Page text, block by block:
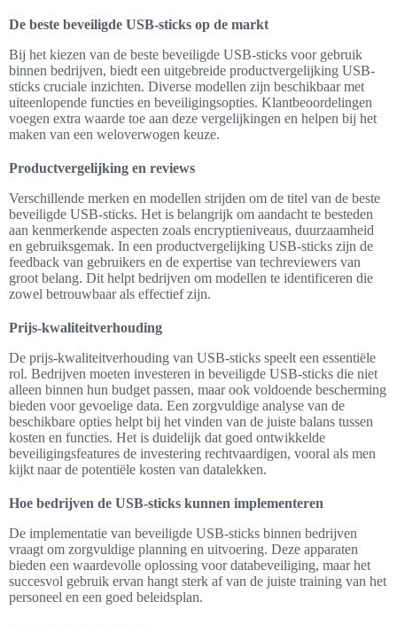
De beste beveiligde USB-sticks op de markt
Bij het kiezen van de beste beveiligde USB-sticks voor gebruik
binnen bedrijven, biedt een uitgebreide productvergelijking USB-
sticks cruciale inzichten. Diverse modellen zijn beschikbaar met
uiteenlopende functies en beveiligingsopties. Klantbeoordelingen
voegen extra waarde toe aan deze vergelijkingen en helpen bij het
maken van een weloverwogen keuze.
Productvergelijking en reviews
Verschillende merken en modellen strijden om de titel van de beste
beveiligde USB-sticks. Het is belangrijk om aandacht te besteden
aan kenmerkende aspecten zoals encryptieniveaus, duurzaamheid
en gebruiksgemak. In een productvergelijking USB-sticks zijn de
feedback van gebruikers en de expertise van techreviewers van
groot belang. Dit helpt bedrijven om modellen te identificeren die
zowel betrouwbaar als effectief zijn.
Prijs-kwaliteitverhouding
De prijs-kwaliteitverhouding van USB-sticks speelt een essentiële
rol. Bedrijven moeten investeren in beveiligde USB-sticks die niet
alleen binnen hun budget passen, maar ook voldoende bescherming
bieden voor gevoelige data. Een zorgvuldige analyse van de
beschikbare opties helpt bij het vinden van de juiste balans tussen
kosten en functies. Het is duidelijk dat goed ontwikkelde
beveiligingsfeatures de investering rechtvaardigen, vooral als men
kijkt naar de potentiële kosten van datalekken.
Hoe bedrijven de USB-sticks kunnen implementeren
De implementatie van beveiligde USB-sticks binnen bedrijven
vraagt om zorgvuldige planning en uitvoering. Deze apparaten
bieden een waardevolle oplossing voor databeveiliging, maar het
succesvol gebruik ervan hangt sterk af van de juiste training van het
personeel en een goed beleidsplan.